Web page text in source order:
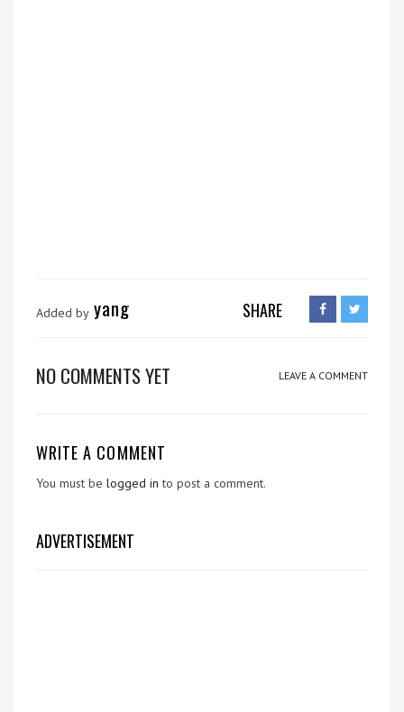
Added by yang SHARE
NO COMMENTS YET LEAVE A COMMENT
WRITE A COMMENT
You must be logged in to post a comment.
ADVERTISEMENT